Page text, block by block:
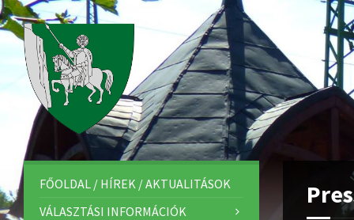
FŐOLDAL / HÍREK / AKTUALITÁSOK
VÁLASZTÁSI INFORMÁCIÓK